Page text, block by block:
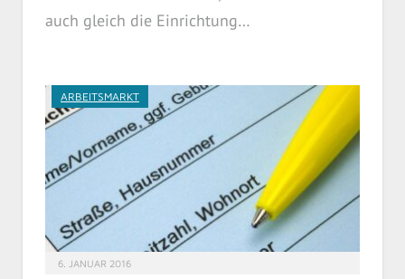
auch gleich die Einrichtung…
ARBEITSMARKT
6. JANUAR 2016